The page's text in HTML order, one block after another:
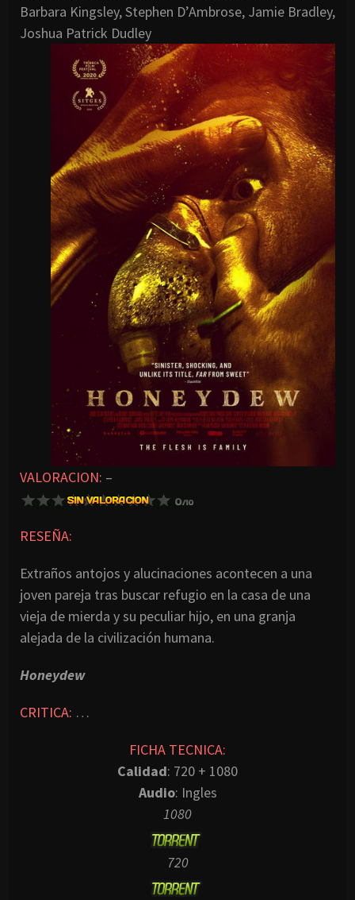
Barbara Kingsley, Stephen D’Ambrose, Jamie Bradley,
Joshua Patrick Dudley
VALORACION: –
RESEÑA:
Extraños antojos y alucinaciones acontecen a una
joven pareja tras buscar refugio en la casa de una
vieja de mierda y su peculiar hijo, en una granja
alejada de la civilización humana.
Honeydew
CRITICA: …
FICHA TECNICA:
Calidad: 720 + 1080
Audio: Ingles
1080
720